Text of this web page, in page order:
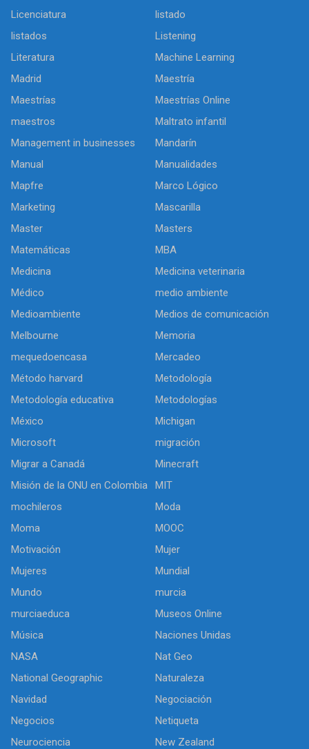
Licenciatura
listado
listados
Listening
Literatura
Machine Learning
Madrid
Maestría
Maestrías
Maestrías Online
maestros
Maltrato infantil
Management in businesses
Mandarín
Manual
Manualidades
Mapfre
Marco Lógico
Marketing
Mascarilla
Master
Masters
Matemáticas
MBA
Medicina
Medicina veterinaria
Médico
medio ambiente
Medioambiente
Medios de comunicación
Melbourne
Memoria
mequedoencasa
Mercadeo
Método harvard
Metodología
Metodología educativa
Metodologías
México
Michigan
Microsoft
migración
Migrar a Canadá
Minecraft
Misión de la ONU en Colombia
MIT
mochileros
Moda
Moma
MOOC
Motivación
Mujer
Mujeres
Mundial
Mundo
murcia
murciaeduca
Museos Online
Música
Naciones Unidas
NASA
Nat Geo
National Geographic
Naturaleza
Navidad
Negociación
Negocios
Netiqueta
Neurociencia
New Zealand